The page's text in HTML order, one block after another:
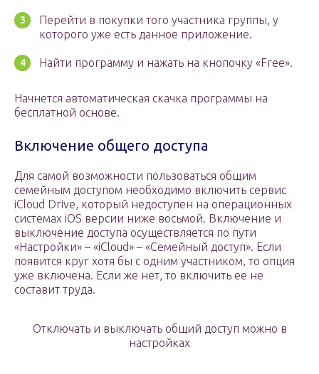
Перейти в покупки того участника группы, у
которого уже есть данное приложение.
Найти программу и нажать на кнопочку «Free».
Начнется автоматическая скачка программы на
бесплатной основе.
Включение общего доступа
Для самой возможности пользоваться общим
семейным доступом необходимо включить сервис
iCloud Drive, который недоступен на операционных
системах iOS версии ниже восьмой. Включение и
выключение доступа осуществляется по пути
«Настройки» – «iCloud» – «Семейный доступ». Если
появится круг хотя бы с одним участником, то опция
уже включена. Если же нет, то включить ее не
составит труда.
Отключать и выключать общий доступ можно в
настройках